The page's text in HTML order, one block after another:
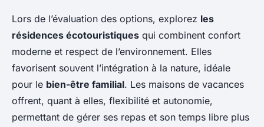
Lors de l’évaluation des options, explorez les
résidences écotouristiques qui combinent confort
moderne et respect de l’environnement. Elles
favorisent souvent l’intégration à la nature, idéale
pour le bien-être familial. Les maisons de vacances
offrent, quant à elles, flexibilité et autonomie,
permettant de gérer ses repas et son temps libre plus